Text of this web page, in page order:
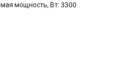
мощность, Вт: 3300